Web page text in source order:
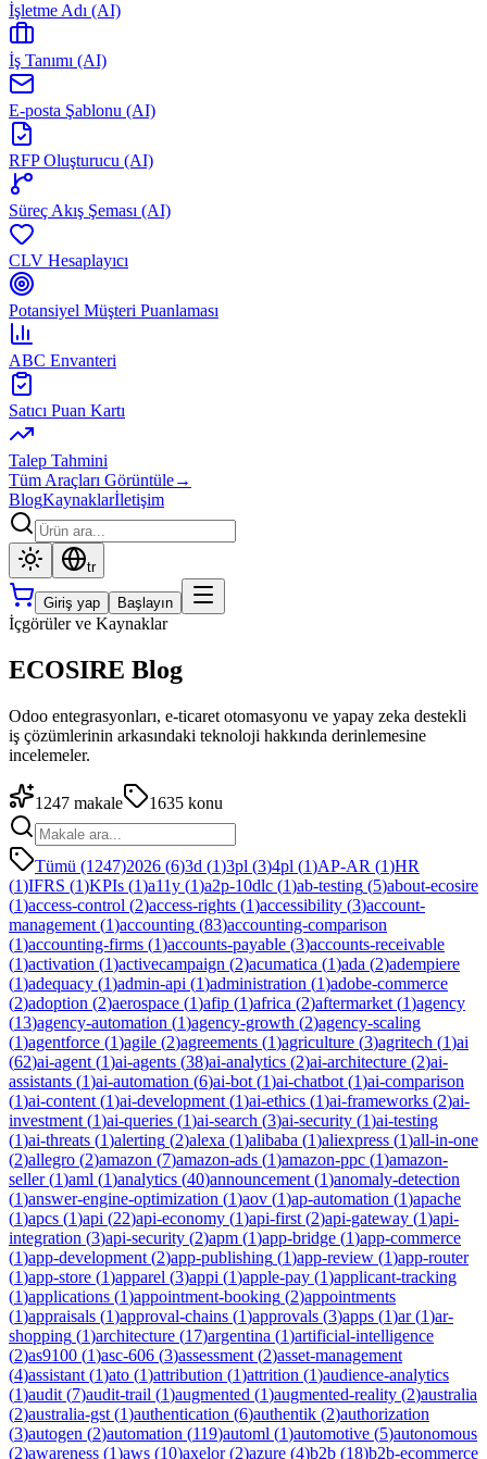
İşletme Adı (AI)
İş Tanımı (AI)
E-posta Şablonu (AI)
RFP Oluşturucu (AI)
Süreç Akış Şeması (AI)
CLV Hesaplayıcı
Potansiyel Müşteri Puanlaması
ABC Envanteri
Satıcı Puan Kartı
Talep Tahmini
Tüm Araçları Görüntüle→
BlogKaynaklarİletişim
tr
Giriş yap Başlayın
İçgörüler ve Kaynaklar
ECOSIRE Blog
Odoo entegrasyonları, e-ticaret otomasyonu ve yapay zeka destekli
iş çözümlerinin arkasındaki teknoloji hakkında derinlemesine
incelemeler.
1247 makale 1635 konu
Tümü (1247)2026 (6)3d (1)3pl (3)4pl (1)AP-AR (1)HR
(1)IFRS (1)KPIs (1)a11y (1)a2p-10dlc (1)ab-testing (5)about-ecosire
(1)access-control (2)access-rights (1)accessibility (3)account-
management (1)accounting (83)accounting-comparison
(1)accounting-firms (1)accounts-payable (3)accounts-receivable
(1)activation (1)activecampaign (2)acumatica (1)ada (2)adempiere
(1)adequacy (1)admin-api (1)administration (1)adobe-commerce
(2)adoption (2)aerospace (1)afip (1)africa (2)aftermarket (1)agency
(13)agency-automation (1)agency-growth (2)agency-scaling
(1)agentforce (1)agile (2)agreements (1)agriculture (3)agritech (1)ai
(62)ai-agent (1)ai-agents (38)ai-analytics (2)ai-architecture (2)ai-
assistants (1)ai-automation (6)ai-bot (1)ai-chatbot (1)ai-comparison
(1)ai-content (1)ai-development (1)ai-ethics (1)ai-frameworks (2)ai-
investment (1)ai-queries (1)ai-search (3)ai-security (1)ai-testing
(1)ai-threats (1)alerting (2)alexa (1)alibaba (1)aliexpress (1)all-in-one
(2)allegro (2)amazon (7)amazon-ads (1)amazon-ppc (1)amazon-
seller(1)aml (1)analytics (40)announcement (1)anomaly-detection
(1)answer-engine-optimization (1)aov (1)ap-automation (1)apache
(1)apcs (1)api (22)api-economy (1)api-first (2)api-gateway (1)api-
integration (3)api-security (2)apm (1)app-bridge (1)app-commerce
(1)app-development (2)app-publishing (1)app-review (1)app-router
(1)app-store (1)apparel (3)appi (1)apple-pay (1)applicant-tracking
(1)applications (1)appointment-booking (2)appointments
(1)appraisals (1)approval-chains (1)approvals (3)apps (1)ar(1)ar-
shopping (1)architecture (17)argentina (1)artificial-intelligence
(2)as9100 (1)asc-606 (3)assessment (2)asset-management
(4)assistant (1)ato (1)attribution (1)attrition (1)audience-analytics
(1)audit (7)audit-trail (1)augmented (1)augmented-reality (2)australia
(2)australia-gst (1)authentication (6)authentik (2)authorization
(3)autogen (2)automation (119)automl (1)automotive (5)autonomous
(2)awareness (1)aws (10)axelor(2)azure (4)b2b (18)b2b-ecommerce